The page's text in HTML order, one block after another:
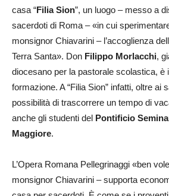
casa “Filia Sion”, un luogo – messo a
sacerdoti di Roma – «in cui
monsignor Chiavarini – l’accoglienza
Terra Santa». Don Filippo Morlacchi,
diocesano per la pastorale scolastica, è
formazione. A “Filia Sion” infatti, oltre ai
possibilità di trascorrere un tempo di
anche gli studenti del Pontificio
Maggiore.
L’Opera Romana Pellegrinaggi «ben
monsignor Chiavarini – supporta